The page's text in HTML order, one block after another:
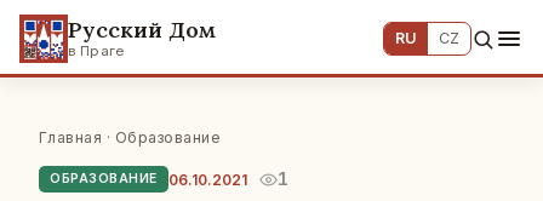
Русский Дом
в Праге
RU CZ
Главная · Образование
ОБРАЗОВАНИЕ 06.10.2021 1